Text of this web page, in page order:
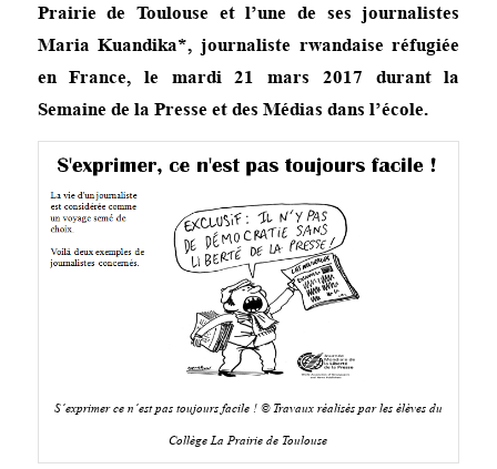
Prairie de Toulouse et l’une de ses journalistes
Maria Kuandika*, journaliste rwandaise réfugiée
en France, le mardi 21 mars 2017 durant la
Semaine de la Presse et des Médias dans l’école.
S’exprimer ce n’est pas toujours facile ! © Travaux réalisés par les élèves du
Collège La Prairie de Toulouse